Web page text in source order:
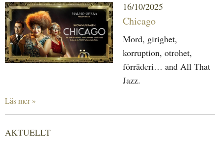
16/10/2025
Chicago
Mord, girighet,
korruption, otrohet,
förräderi… and All That
Jazz.
Läs mer »
AKTUELLT